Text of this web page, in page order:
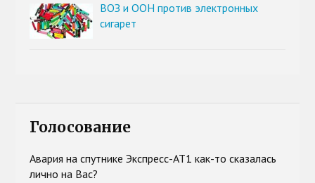
ВОЗ и ООН против электронных
сигарет
Голосование
Авария на спутнике Экспресс-АТ1 как-то сказалась
лично на Вас?